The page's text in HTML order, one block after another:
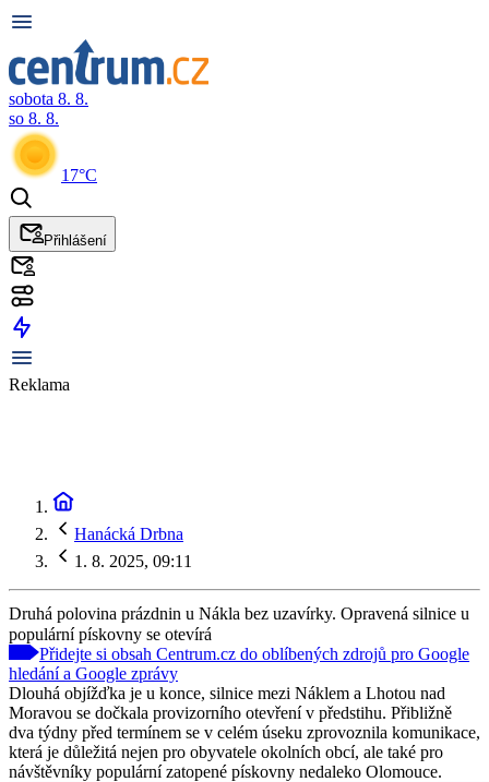
sobota 8. 8.
so 8. 8.
17°C
Přihlášení
Reklama
Hanácká Drbna
1. 8. 2025, 09:11
Druhá polovina prázdnin u Nákla bez uzavírky. Opravená silnice u
populární pískovny se otevírá
Přidejte si obsah Centrum.cz do oblíbených zdrojů pro Google
hledání a Google zprávy
Dlouhá objížďka je u konce, silnice mezi Náklem a Lhotou nad
Moravou se dočkala provizorního otevření v předstihu. Přibližně
dva týdny před termínem se v celém úseku zprovoznila komunikace,
která je důležitá nejen pro obyvatele okolních obcí, ale také pro
návštěvníky populární zatopené pískovny nedaleko Olomouce.